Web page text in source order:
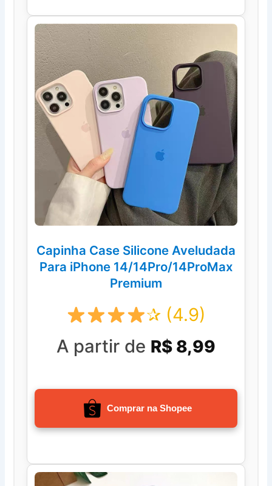
Capinha Case Silicone Aveludada
Para iPhone 14/14Pro/14ProMax
Premium
✰ (4.9)
A partir de R$ 8,99
Comprar na Shopee